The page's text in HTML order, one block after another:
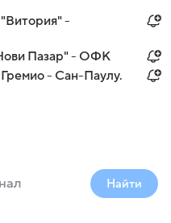
-
Пазар" - ОФК
- Сан-Паулу.
Найти